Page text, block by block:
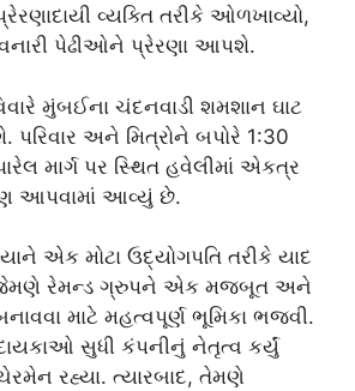
વ્યક્તિ તરીકે ઓળખાવ્યો,
પેઢીઓને પ્રેરણા આપશે.
મુંબઈના ચંદનવાડી શમશાન ઘાટ
પરિવાર અને મિત્રોને બપોરે 1:30
માર્ગ પર સ્થિત હવેલીમાં એકત્ર
આપવામાં આવ્યું છે.
એક મોટા ઉદ્યોગપતિ તરીકે યાદ
રેમન્ડ ગ્રુપને એક મજબૂત અને
માટે મહત્વપૂર્ણ ભૂમિકા ભજવી.
સુધી કંપનીનું નેતૃત્વ કર્યું
રહ્યા. ત્યારબાદ, તેમણે